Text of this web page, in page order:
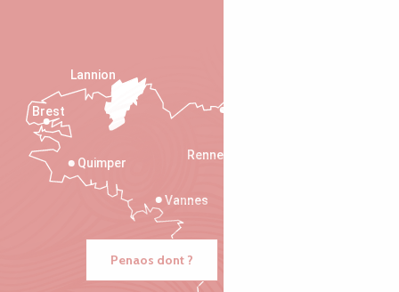
Rennes
Vannes
Quimper
Lannion
Brest
Penaos dont ?